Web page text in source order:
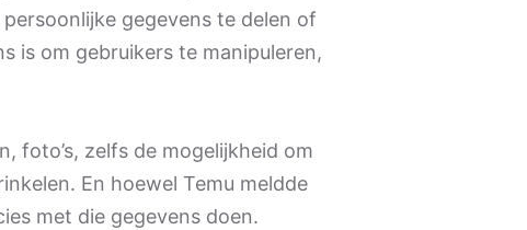
gegevens te delen of
is om gebruikers te manipuleren,
foto’s, zelfs de mogelijkheid om
En hoewel Temu meldde
met die gegevens doen.